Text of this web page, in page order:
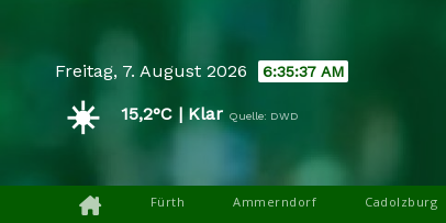
contentFreitag, 7. August 2026 6:35:38 AM
☀️ 15,2°C | Klar Quelle: DWD
Fürth Ammerndorf Cadolzburg